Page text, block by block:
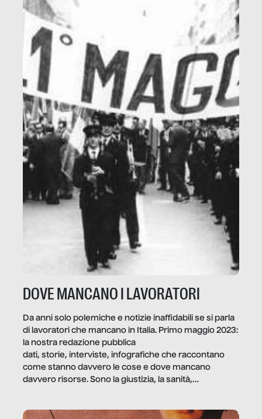
DOVE MANCANO I LAVORATORI
Da anni solo polemiche e notizie inaffidabili se si parla
di lavoratori che mancano in Italia. Primo maggio 2023:
la nostra redazione pubblica
dati, storie, interviste, infografiche che raccontano
come stanno davvero le cose e dove mancano
davvero risorse. Sono la giustizia, la sanità,